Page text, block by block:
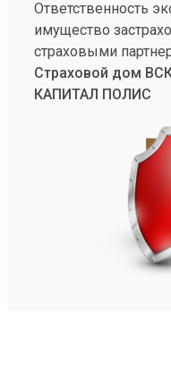
Ответственность
имущество
страховыми
Страховой дом
КАПИТАЛ ПОЛИС